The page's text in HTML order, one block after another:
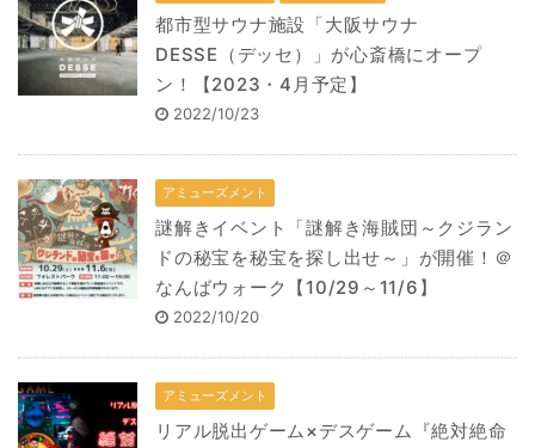
都市型サウナ施設「大阪サウナ
DESSE（デッセ）」が心斎橋にオープ
ン！【2023・4月予定】
2022/10/23
アミューズメント
謎解きイベント「謎解き海賊団～クジラン
ドの秘宝を秘宝を探し出せ～」が開催！＠
なんばウォーク【10/29～11/6】
2022/10/20
アミューズメント
リアル脱出ゲーム×デスゲーム『絶対絶命